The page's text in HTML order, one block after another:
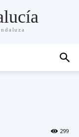
299